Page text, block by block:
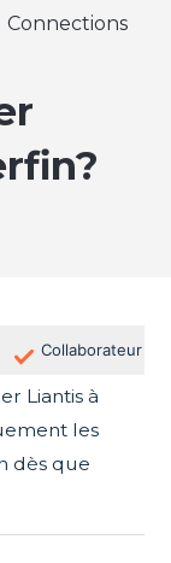
Connections
Collaborateur
Liantis à
les
dès que